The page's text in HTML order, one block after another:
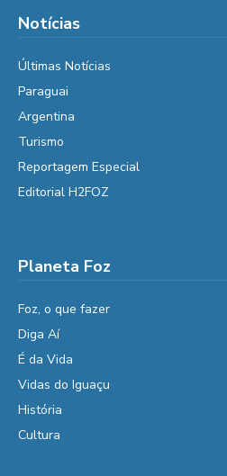
Notícias
Últimas Notícias
Paraguai
Argentina
Turismo
Reportagem Especial
Editorial H2FOZ
Planeta Foz
Foz, o que fazer
Diga Aí
É da Vida
Vidas do Iguaçu
História
Cultura